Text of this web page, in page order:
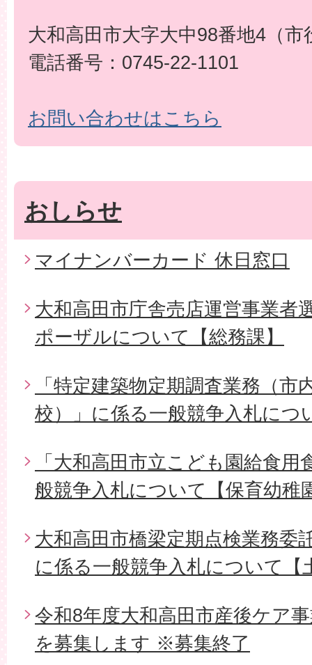
大和高田市大字大中98番地4（市
電話番号：0745-22-1101
お問い合わせはこちら
おしらせ
マイナンバーカード 休日窓口
大和高田市庁舎売店運営事業者
ポーザルについて【総務課】
「特定建築物定期調査業務（市
校）」に係る一般競争入札につ
「大和高田市立こども園給食
般競争入札について【保育幼稚
大和高田市橋梁定期点検業務委
に係る一般競争入札について【
令和8年度大和高田市産後ケア
を募集します ※募集終了